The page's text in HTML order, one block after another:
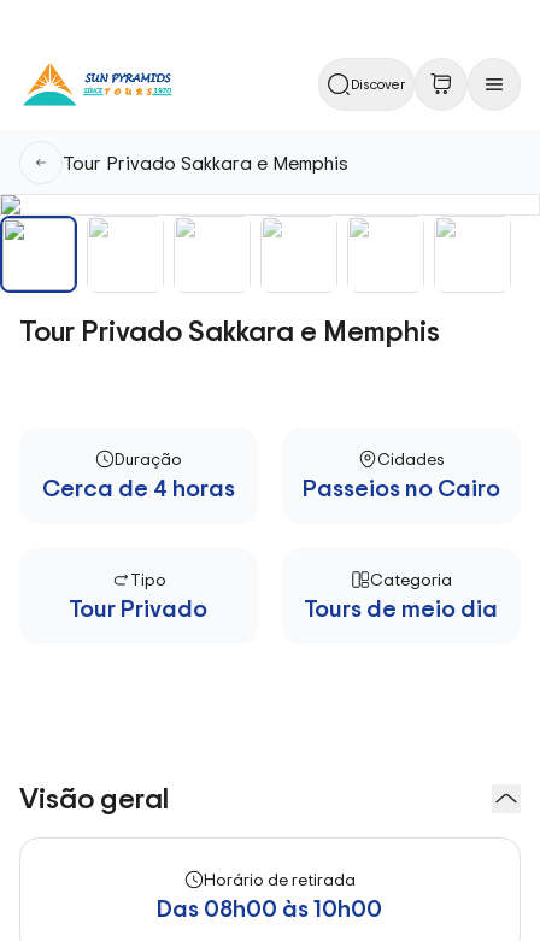
Discover
Tour Privado Sakkara e Memphis
Tour Privado Sakkara e Memphis
Duração
Cerca de 4 horas
Cidades
Passeios no Cairo
Tipo
Tour Privado
Categoria
Tours de meio dia
Visão geral
Horário de retirada
Das 08h00 às 10h00